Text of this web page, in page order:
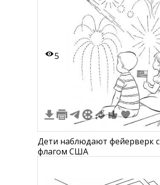
5
Дети наблюдают фейерверк с
флагом США